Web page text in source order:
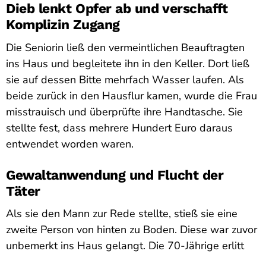
Dieb lenkt Opfer ab und verschafft
Komplizin Zugang
Die Seniorin ließ den vermeintlichen Beauftragten
ins Haus und begleitete ihn in den Keller. Dort ließ
sie auf dessen Bitte mehrfach Wasser laufen. Als
beide zurück in den Hausflur kamen, wurde die Frau
misstrauisch und überprüfte ihre Handtasche. Sie
stellte fest, dass mehrere Hundert Euro daraus
entwendet worden waren.
Gewaltanwendung und Flucht der
Täter
Als sie den Mann zur Rede stellte, stieß sie eine
zweite Person von hinten zu Boden. Diese war zuvor
unbemerkt ins Haus gelangt. Die 70-Jährige erlitt